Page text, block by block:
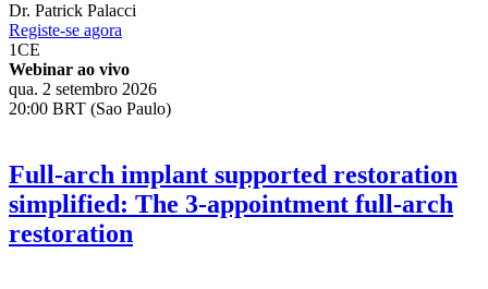
Dr. Patrick Palacci
Registe-se agora
1CE
Webinar ao vivo
qua. 2 setembro 2026
20:00 BRT (Sao Paulo)
Full-arch implant supported restoration
simplified: The 3-appointment full-arch
restoration